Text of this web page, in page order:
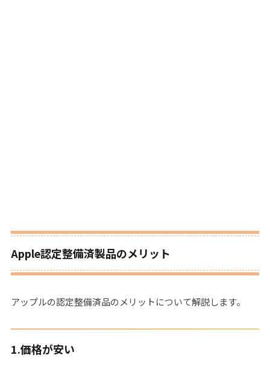
Apple認定整備済製品のメリット
アップルの認定整備済品のメリットについて解説します。
1.価格が安い